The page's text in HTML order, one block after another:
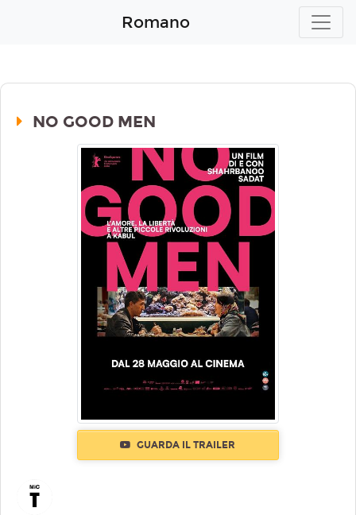
Romano
NO GOOD MEN
GUARDA IL TRAILER